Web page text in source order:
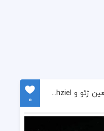
دانلود آهنگ بگو چرا از معین ژئو و Arashziel
0